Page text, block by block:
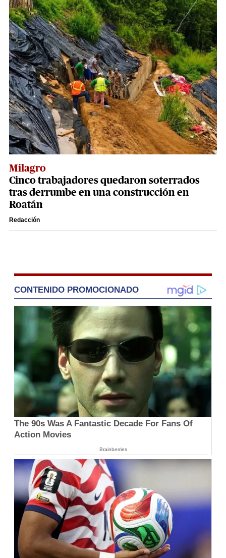
Milagro
Cinco trabajadores quedaron soterrados
tras derrumbe en una construcción en
Roatán
Redacción
CONTENIDO PROMOCIONADO
The 90s Was A Fantastic Decade For Fans Of
Action Movies
Brainberries